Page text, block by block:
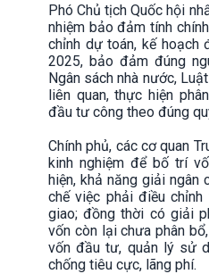
Phó Chủ tịch Quốc hội
nhiệm bảo đảm tính
chỉnh dự toán, kế hoạch
2025, bảo đảm đúng
Ngân sách nhà nước,
liên quan, thực hiện
đầu tư công theo đúng
Chính phủ, các cơ quan
kinh nghiệm để bố trí
hiện, khả năng giải ngân
chế việc phải điều
giao; đồng thời có giải
vốn còn lại chưa phân
vốn đầu tư, quản lý sử
chống tiêu cực, lãng phí.